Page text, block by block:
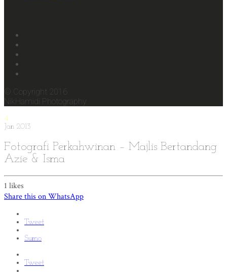
© Copyright 2016
NikHamidi Photography
4
Jan 2013
Fotografi Perkahwinan – Majlis Bertandang
Azie & Isma
1 likes
Share this on WhatsApp
Tweet
Sumo
Tweet